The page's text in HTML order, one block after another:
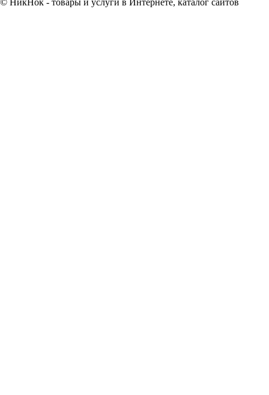
© НикНок - товары и услуги в Интернете, каталог сайтов